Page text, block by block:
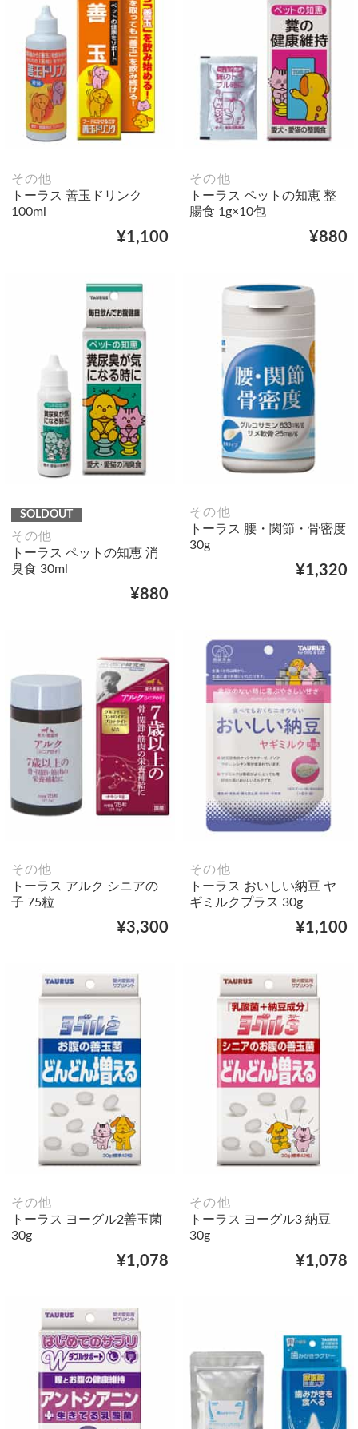
その他
トーラス 善玉ドリンク
100ml
¥1,100
その他
トーラス ペットの知恵 整
腸食 1g×10包
¥880
SOLDOUT
その他
トーラス ペットの知恵 消
臭食 30ml
¥880
その他
トーラス 腰・関節・骨密度
30g
¥1,320
その他
トーラス アルク シニアの
子 75粒
¥3,300
その他
トーラス おいしい納豆 ヤ
ギミルクプラス 30g
¥1,100
その他
トーラス ヨーグル2善玉菌
30g
¥1,078
その他
トーラス ヨーグル3 納豆
30g
¥1,078